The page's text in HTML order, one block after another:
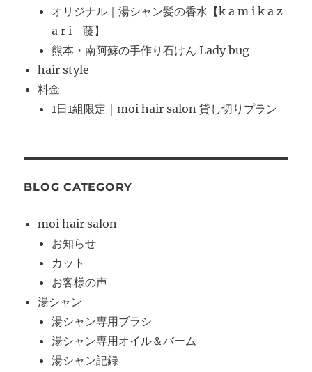
オリジナル｜湯シャン髪の香水【k a m i k a z
a r i 藤】
熊本・南阿蘇の手作り石けん Lady bug
hair style
料金
1日1組限定｜moi hair salon 貸し切りプラン
BLOG CATEGORY
moi hair salon
お知らせ
カット
お客様の声
湯シャン
湯シャン専用ブラシ
湯シャン専用オイル＆バーム
湯シャン記録